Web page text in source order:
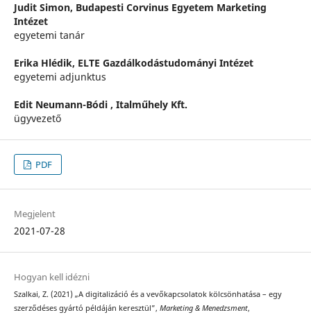
Judit Simon, Budapesti Corvinus Egyetem Marketing
Intézet
egyetemi tanár
Erika Hlédik, ELTE Gazdálkodástudományi Intézet
egyetemi adjunktus
Edit Neumann-Bódi , Italműhely Kft.
ügyvezető
PDF
Megjelent
2021-07-28
Hogyan kell idézni
Szalkai, Z. (2021) „A digitalizáció és a vevőkapcsolatok kölcsönhatása – egy
szerződéses gyártó példáján keresztül”, Marketing & Menedzsment,